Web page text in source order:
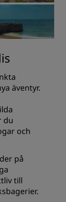
äventyr.
du
och
på
till